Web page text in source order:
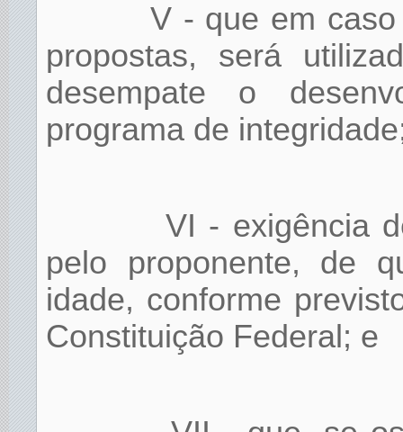
V - que em
propostas, será
desempate o
programa de
VI - exigência
pelo proponente, de
idade, conforme
Constituição Federal; e